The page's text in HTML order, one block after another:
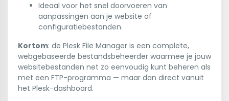
Ideaal voor het snel doorvoeren van
aanpassingen aan je website of
configuratiebestanden.
Kortom: de Plesk File Manager is een complete,
webgebaseerde bestandsbeheerder waarmee je jouw
websitebestanden net zo eenvoudig kunt beheren als
met een FTP-programma — maar dan direct vanuit
het Plesk-dashboard.